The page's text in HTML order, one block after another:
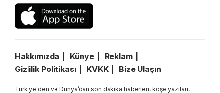
Hakkımızda Künye
Reklam
Gizlilik Politikası
KVKK Bize Ulaşın
Türkiye'den ve Dünya’dan son dakika haberleri, köşe yazıları,